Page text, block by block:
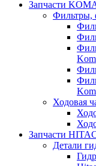
Запчасти
Фильтры,
Ходовая
Запчасти
Детали